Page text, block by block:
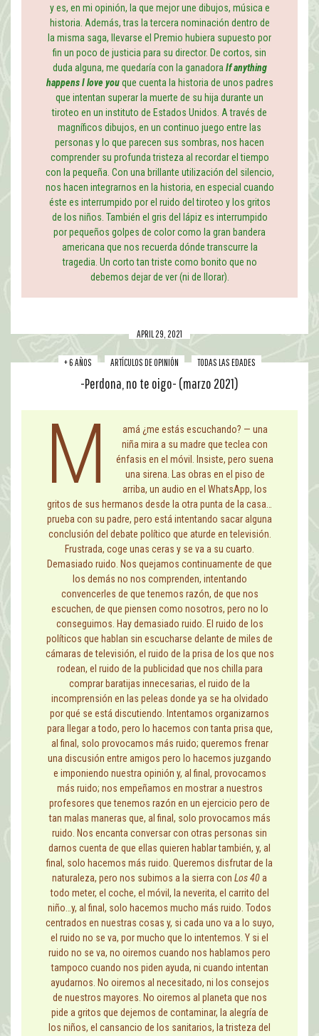
APRIL 29, 2021
y es, en mi opinión, la que mejor une dibujos, música e
historia. Además, tras la tercera nominación dentro de
la misma saga, llevarse el Premio hubiera supuesto por
fin un poco de justicia para su director. De cortos, sin
duda alguna, me quedaría con la ganadoraIf anything
happens I love youque cuenta la historia de unos padres
que intentan superar la muerte de su hija durante un
tiroteo en un instituto de Estados Unidos. A través de
magníficos dibujos, en un continuo juego entre las
personas y lo que parecen sus sombras, nos hacen
comprender su profunda tristeza al recordar el tiempo
con la pequeña. Con una brillante utilización del silencio,
nos hacen integrarnos en la historia, en especial cuando
éste es interrumpido por el ruido del tiroteo y los gritos
de los niños. También el gris del lápiz es interrumpido
por pequeños golpes de color como la gran bandera
americana que nos recuerda dónde transcurre la
tragedia. Un corto tan triste como bonito que no
debemos dejar de ver (ni de llorar).
+ 6 AÑOS ARTÍCULOS DE OPINIÓN TODAS LAS EDADES
-Perdona, no te oigo- (marzo 2021)
m
amá ¿me estás escuchando? — una
niña mira a su madre que teclea con
énfasis en el móvil. Insiste, pero suena
una sirena. Las obras en el piso de
arriba, un audio en el WhatsApp, los
gritos de sus hermanos desde la otra punta de la casa…
prueba con su padre, pero está intentando sacar alguna
conclusión del debate político que aturde en televisión.
Frustrada, coge unas ceras y se va a su cuarto.
Demasiado ruido. Nos quejamos continuamente de que
los demás no nos comprenden, intentando
convencerles de que tenemos razón, de que nos
escuchen, de que piensen como nosotros, pero no lo
conseguimos. Hay demasiado ruido. El ruido de los
políticos que hablan sin escucharse delante de miles de
cámaras de televisión, el ruido de la prisa de los que nos
rodean, el ruido de la publicidad que nos chilla para
comprar baratijas innecesarias, el ruido de la
incomprensión en las peleas donde ya se ha olvidado
por qué se está discutiendo. Intentamos organizarnos
para llegar a todo, pero lo hacemos con tanta prisa que,
al final, solo provocamos más ruido; queremos frenar
una discusión entre amigos pero lo hacemos juzgando
e imponiendo nuestra opinión y, al final, provocamos
más ruido; nos empeñamos en mostrar a nuestros
profesores que tenemos razón en un ejercicio pero de
tan malas maneras que, al final, solo provocamos más
ruido. Nos encanta conversar con otras personas sin
darnos cuenta de que ellas quieren hablar también, y, al
final, solo hacemos más ruido. Queremos disfrutar de la
naturaleza, pero nos subimos a la sierra con Los 40a
todo meter, el coche, el móvil, la neverita, el carrito del
niño…y, al final, solo hacemos mucho más ruido. Todos
centrados en nuestras cosas y, si cada uno va a lo suyo,
el ruido no se va, por mucho que lo intentemos. Y si el
ruido no se va, no oiremos cuando nos hablamos pero
tampoco cuando nos piden ayuda, ni cuando intentan
ayudarnos. No oiremos al necesitado, ni los consejos
de nuestros mayores. No oiremos al planeta que nos
pide a gritos que dejemos de contaminar, la alegría de
los niños, el cansancio de los sanitarios, la tristeza del